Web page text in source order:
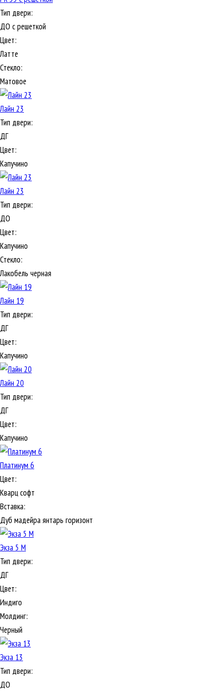
Тип двери:
ДО с решеткой
Цвет:
Латте
Стекло:
Матовое
Лайн 23
Тип двери:
ДГ
Цвет:
Капучино
Лайн 23
Тип двери:
ДО
Цвет:
Капучино
Стекло:
Лакобель черная
Лайн 19
Тип двери:
ДГ
Цвет:
Капучино
Лайн 20
Тип двери:
ДГ
Цвет:
Капучино
Платинум 6
Цвет:
Кварц софт
Вставка:
Дуб мадейра янтарь горизонт
Экза 5 М
Тип двери:
ДГ
Цвет:
Индиго
Молдинг:
Черный
Экза 13
Тип двери:
ДО